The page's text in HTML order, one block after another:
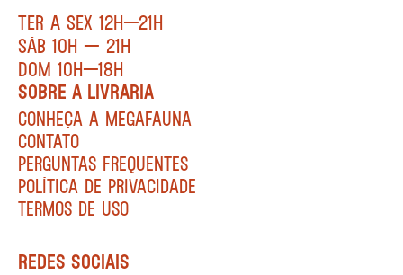
TER A SEX 12H—21H
SÁB 10H — 21H
DOM 10H—18H
SOBRE A LIVRARIA
CONHEÇA A MEGAFAUNA
CONTATO
PERGUNTAS FREQUENTES
POLÍTICA DE PRIVACIDADE
TERMOS DE USO
REDES SOCIAIS